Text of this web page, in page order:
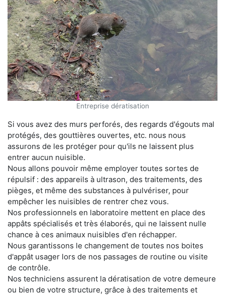
Entreprise dératisation
Si vous avez des murs perforés, des regards d'égouts mal
protégés, des gouttières ouvertes, etc. nous nous
assurons de les protéger pour qu'ils ne laissent plus
entrer aucun nuisible.
Nous allons pouvoir même employer toutes sortes de
répulsif : des appareils à ultrason, des traitements, des
pièges, et même des substances à pulvériser, pour
empêcher les nuisibles de rentrer chez vous.
Nos professionnels en laboratoire mettent en place des
appâts spécialisés et très élaborés, qui ne laissent nulle
chance à ces animaux nuisibles d'en réchapper.
Nous garantissons le changement de toutes nos boites
d'appât usager lors de nos passages de routine ou visite
de contrôle.
Nos techniciens assurent la dératisation de votre demeure
ou bien de votre structure, grâce à des traitements et